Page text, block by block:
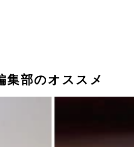
集部のオススメ